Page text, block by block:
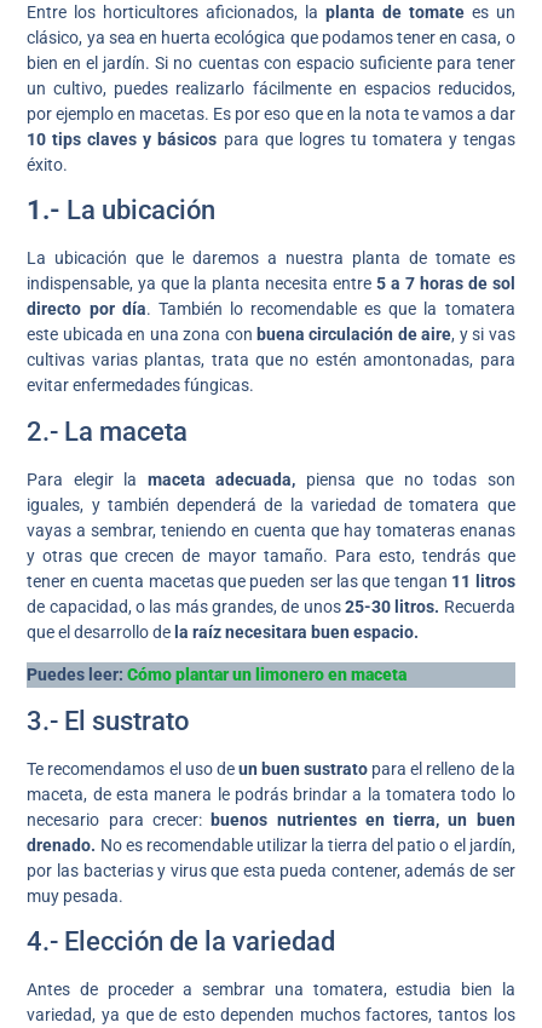
Entre los horticultores aficionados, la planta de tomatees un
clásico, ya sea en huerta ecológica que podamos tener en casa, o
bien en el jardín. Si no cuentas con espacio suficiente para tener
un cultivo, puedes realizarlo fácilmente en espacios reducidos,
por ejemplo en macetas. Es por eso que en la nota te vamos a dar
10 tips claves y básicos para que logres tu tomatera y tengas
éxito.
1.- La ubicación
La ubicación que le daremos a nuestra planta de tomate es
indispensable, ya que la planta necesita entre 5 a 7 horas de sol
directo por día. También lo recomendable es que la tomatera
este ubicada en una zona con buena circulación de aire, y si vas
cultivas varias plantas, trata que no estén amontonadas, para
evitar enfermedades fúngicas.
2.- La maceta
Para elegir la maceta adecuada, piensa que no todas son
iguales, y también dependerá de la variedad de tomatera que
vayas a sembrar, teniendo en cuenta que hay tomateras enanas
y otras que crecen de mayor tamaño. Para esto, tendrás que
tener en cuenta macetas que pueden ser las que tengan 11 litros
de capacidad, o las más grandes, de unos25-30 litros. Recuerda
que el desarrollo de la raíz necesitara buen espacio.
Puedes leer:Cómo plantar un limonero en maceta
3.- El sustrato
Te recomendamos el uso deun buen sustrato para el relleno de la
maceta, de esta manera le podrás brindar a la tomatera todo lo
necesario para crecer:buenos nutrientes en tierra, un buen
drenado. No es recomendable utilizar la tierra del patio o el jardín,
por las bacterias y virus que esta pueda contener, además de ser
muy pesada.
4.- Elección de la variedad
Antes de proceder a sembrar una tomatera, estudia bien la
variedad, ya que de esto dependen muchos factores, tantos los